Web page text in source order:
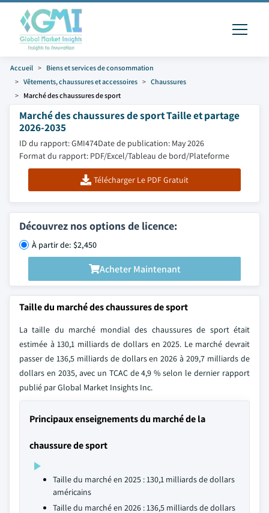
Accueil
Biens et services de consommation
Vêtements, chaussures et accessoires
Chaussures
Marché des chaussures de sport
Marché des chaussures de sport Taille et partage
2026-2035
ID du rapport: GMI474Date de publication: May 2026
Format du rapport: PDF/Excel/Tableau de bord/Plateforme
Télécharger Le PDF Gratuit
Découvrez nos options de licence:
À partir de: $2,450
Acheter Maintenant
Taille du marché des chaussures de sport
La taille du marché mondial des chaussures de sport était
estimée à 130,1 milliards de dollars en 2025. Le marché devrait
passer de 136,5 milliards de dollars en 2026 à 209,7 milliards de
dollars en 2035, avec un TCAC de 4,9 % selon le dernier rapport
publié par Global Market Insights Inc.
Principaux enseignements du marché de la
chaussure de sport
Taille du marché en 2025 : 130,1 milliards de dollars
américains
Taille du marché en 2026 : 136,5 milliards de dollars